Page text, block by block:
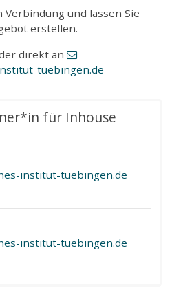
und lassen Sie
erstellen.
direkt an
tuebingen.de
für Inhouse
institut-tuebingen.de
institut-tuebingen.de